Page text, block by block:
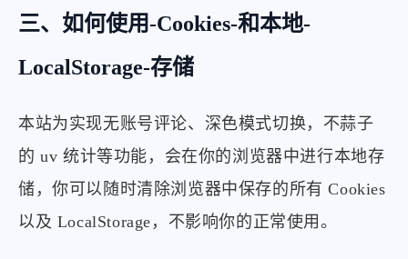
三、如何使用-Cookies-和本地-
LocalStorage-存储
本站为实现无账号评论、深色模式切换，不蒜子
的 uv 统计等功能，会在你的浏览器中进行本地存
储，你可以随时清除浏览器中保存的所有 Cookies
以及 LocalStorage，不影响你的正常使用。